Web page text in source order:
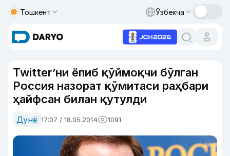
Тошкент Ўзбекча
Twitter’ни ёпиб қўймоқчи бўлган
Россия назорат қўмитаси раҳбари
ҳайфсан билан қутулди
Дунё 17:07 / 18.05.2014 1091